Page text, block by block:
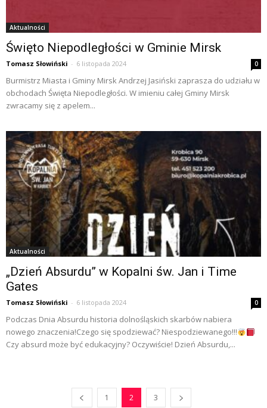
Aktualności
Święto Niepodległości w Gminie Mirsk
Tomasz Słowiński - 6 listopada 2024 0
Burmistrz Miasta i Gminy Mirsk Andrzej Jasiński zaprasza do udziału w
obchodach Święta Niepodległości. W imieniu całej Gminy Mirsk
zwracamy się z apelem...
Aktualności
„Dzień Absurdu” w Kopalni św. Jan i Time
Gates
Tomasz Słowiński - 6 listopada 2024 0
Podczas Dnia Absurdu historia dolnośląskich skarbów nabiera
nowego znaczenia!Czego się spodziewać? Niespodziewanego!!!
Czy absurd może być edukacyjny? Oczywiście! Dzień Absurdu,...
1 2 3